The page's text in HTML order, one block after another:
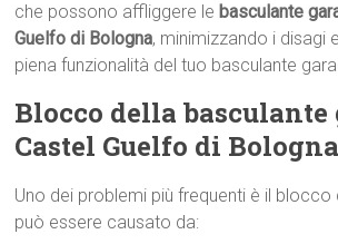
che possono affliggere le basculante
Guelfo di Bologna, minimizzando i disagi
piena funzionalità del tuo basculante
Blocco della basculante
Castel Guelfo di Bologna
Uno dei problemi più frequenti è il blocco
può essere causato da: